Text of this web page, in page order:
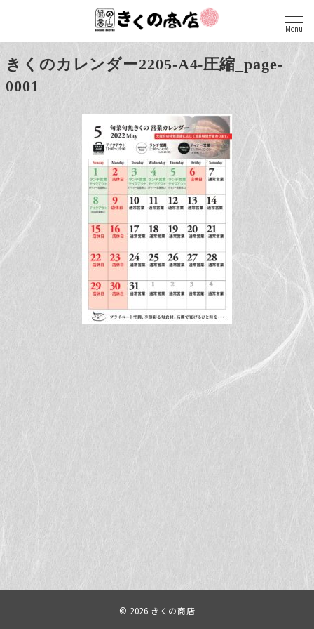
Menu
きくのカレンダー2205-A4-圧縮_page-
0001
© 2026 きくの商店